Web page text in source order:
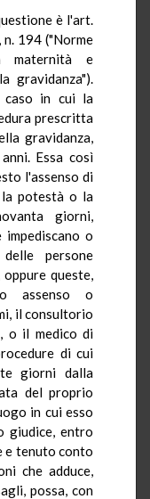
è l'art.
194 ("Norme
maternità e
gravidanza").
caso in cui la
prescritta
gravidanza,
Essa così
l'assenso di
la potestà o la
giorni,
o
persone
queste,
assenso o
il consultorio
o il medico di
di cui
giorni dalla
del proprio
in cui esso
giudice, entro
e tenuto conto
che adduce,
possa, con